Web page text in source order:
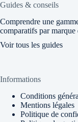
Guides & conseils
Comprendre une
comparatifs par marque
Voir tous les guides
Informations
Conditions
Mentions légales
Politique de